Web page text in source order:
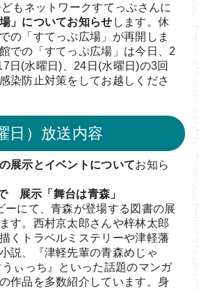
もネットワークすてっぷさんに
」についてお知らせ します。休
の「すてっぷ広場」が再開しま
での「すてっぷ広場」は今日、2
日(水曜日)、24日(水曜日)の3回
染防止対策をしてお越しくださ
日）放送内容
展示とイベントについてお知ら
展示「舞台は青森」
ーにて、青森が登場する図書の展
す。西村京太郎さんや梓林太郎
くトラベルミステリーや津軽藩
説、『津軽先輩の青森めじゃ
ぃっち』といった話題のマンガ
作品を多数紹介しています。身